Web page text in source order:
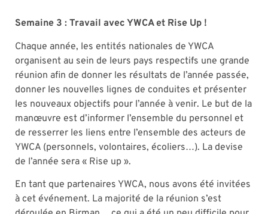
Semaine 3 : Travail avec YWCA et Rise Up !
Chaque année, les entités nationales de YWCA
organisent au sein de leurs pays respectifs une grande
réunion afin de donner les résultats de l’année passée,
donner les nouvelles lignes de conduites et présenter
les nouveaux objectifs pour l’année à venir. Le but de la
manœuvre est d’informer l’ensemble du personnel et
de resserrer les liens entre l’ensemble des acteurs de
YWCA (personnels, volontaires, écoliers…). La devise
de l’année sera « Rise up ».
En tant que partenaires YWCA, nous avons été invitées
à cet événement. La majorité de la réunion s’est